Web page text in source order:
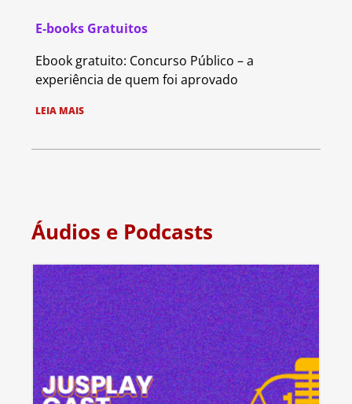
E-books Gratuitos
Ebook gratuito: Concurso Público – a
experiência de quem foi aprovado
LEIA MAIS
Áudios e Podcasts